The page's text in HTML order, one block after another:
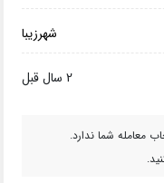
شهرزیبا
2 سال قبل
معامله شما ندارد.